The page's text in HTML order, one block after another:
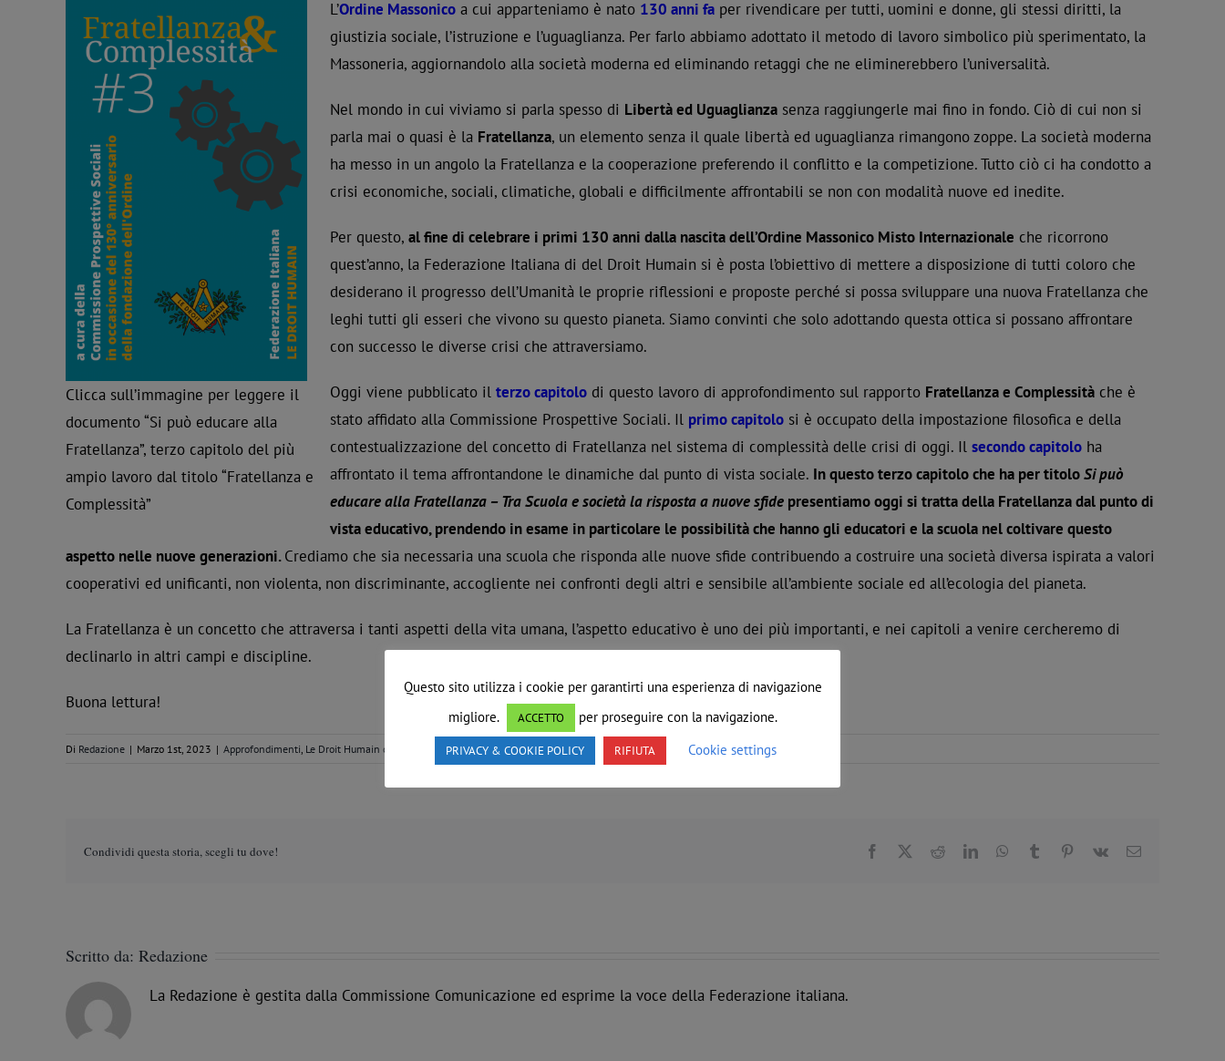
Clicca sull’immagine per leggere il
documento “Si può educare alla
Fratellanza”, terzo capitolo del più
ampio lavoro dal titolo “Fratellanza e
Complessità”
L’Ordine Massonico a cui apparteniamo è nato 130 anni fa per rivendicare per tutti, uomini e donne, gli stessi diritti, la
giustizia sociale, l’istruzione e l’uguaglianza. Per farlo abbiamo adottato il metodo di lavoro simbolico più sperimentato, la
Massoneria, aggiornandolo alla società moderna ed eliminando retaggi che ne eliminerebbero l’universalità.
Nel mondo in cui viviamo si parla spesso di Libertà ed Uguaglianza senza raggiungerle mai fino in fondo. Ciò di cui non si
parla mai o quasi è la Fratellanza, un elemento senza il quale libertà ed uguaglianza rimangono zoppe. La società moderna
ha messo in un angolo la Fratellanza e la cooperazione preferendo il conflitto e la competizione. Tutto ciò ci ha condotto a
crisi economiche, sociali, climatiche, globali e difficilmente affrontabili se non con modalità nuove ed inedite.
Per questo, al fine di celebrare i primi 130 anni dalla nascita dell’Ordine Massonico Misto Internazionale che ricorrono
quest’anno, la Federazione Italiana di del Droit Humain si è posta l’obiettivo di mettere a disposizione di tutti coloro che
desiderano il progresso dell’Umanità le proprie riflessioni e proposte perché si possa sviluppare una nuova Fratellanza che
leghi tutti gli esseri che vivono su questo pianeta. Siamo convinti che solo adottando questa ottica si possano affrontare
con successo le diverse crisi che attraversiamo.
Oggi viene pubblicato il terzo capitolo di questo lavoro di approfondimento sul rapporto Fratellanza e Complessità che è
stato affidato alla Commissione Prospettive Sociali. Il primo capitolo si è occupato della impostazione filosofica e della
contestualizzazione del concetto di Fratellanza nel sistema di complessità delle crisi di oggi. Il secondo capitolo ha
affrontato il tema affrontandone le dinamiche dal punto di vista sociale. In questo terzo capitolo che ha per titoloSi può
educare alla Fratellanza – Tra Scuola e società la risposta a nuove sfide presentiamo oggi si tratta della Fratellanza dal punto di
vista educativo, prendendo in esame in particolare le possibilità che hanno gli educatori e la scuola nel coltivare questo
aspetto nelle nuove generazioni.Crediamo che sia necessaria una scuola che risponda alle nuove sfide contribuendo a costruire una società diversa ispirata a valori
cooperativi ed unificanti, non violenta, non discriminante, accogliente nei confronti degli altri e sensibile all’ambiente sociale ed all’ecologia del pianeta.
La Fratellanza è un concetto che attraversa i tanti aspetti della vita umana, l’aspetto educativo è uno dei più importanti, e nei capitoli a venire cercheremo di
declinarlo in altri campi e discipline.
Buona lettura!
Di Redazione | Marzo 1st, 2023 | Approfondimenti, Le Droit Humain compie 130 anni,Prospettive sociali
Condividi questa storia, scegli tu dove! Facebook RedditLinkedInWhatsApp
Tumblr Pinterest
Vk Email
Scritto da: Redazione
La Redazione è gestita dalla Commissione Comunicazione ed esprime la voce della Federazione italiana.
Questo sito utilizza i cookie per garantirti una esperienza di navigazione
migliore.
ACCETTO per proseguire con la navigazione.
PRIVACY & COOKIE POLICY RIFIUTA Cookie settings